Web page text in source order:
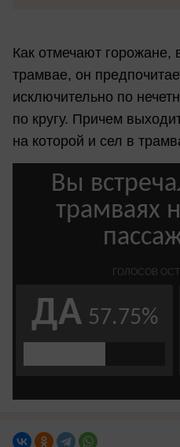
Как отмечают горожане,
трамвае, он
исключительно по
по кругу. Причем
на которой и сел в